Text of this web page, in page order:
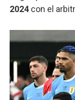
2024 con el